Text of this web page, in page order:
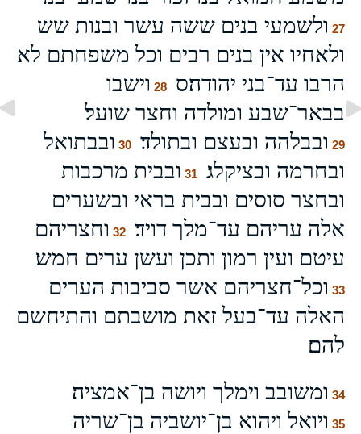
27 ולשמעי בנים ששה עשר ובנות שש
ולאחיו אין בנים רבים וכל משפחתם לא
הרבו עד־בני יהודה׃ס
28 וישבו
בבאר־שבע ומולדה וחצר שועל׃
29 ובבלהה ובעצם ובתולד׃ 30 ובבתואל
ובחרמה ובציקלג׃
31 ובבית מרכבות
ובחצר סוסים ובבית בראי ובשערים
אלה עריהם עד־מלך דויד׃
32 וחצריהם
עיטם ועין רמון ותכן ועשן ערים חמש׃
33 וכל־חצריהם אשר סביבות הערים
האלה עד־בעל זאת מושבתם והתיחשם
להם׃
34 ומשובב וימלך ויושה בן־אמציה׃
35 ויואל ויהוא בן־יושביה בן־שריה